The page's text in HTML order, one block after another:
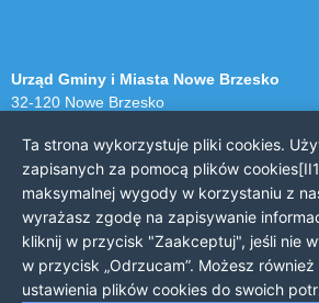
Urząd Gminy i Miasta Nowe Brzesko
32-120 Nowe Brzesko
KONTAKT Z
Telefon: 12 385 20 94
Faks: 12 385 03 55
Email: sekretariat@nowe-
Ta strona wykorzystuje pliki cookies.
zapisanych za pomocą plików
maksymalnej wygody w korzystaniu z
wyrażasz zgodę na zapisywanie
kliknij w przycisk "Zaakceptuj", jeśli nie
w przycisk „Odrzucam”. Możesz
ustawienia plików cookies do swoich